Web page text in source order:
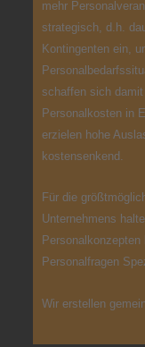
mehr
strategisch, d.h.
Kontingenten ein,
schaffen sich
Personalkosten in
erzielen hohe
kostensenkend.
Für die
Unternehmens
Personalfragen
Wir erstellen